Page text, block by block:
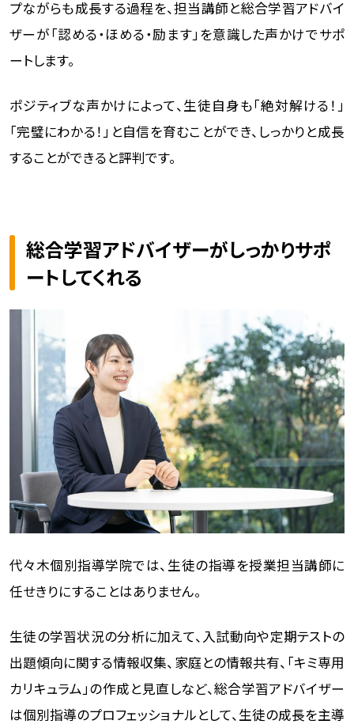
プながらも成長する過程を、担当講師と総合学習アドバイ
ザーが「認める・ほめる・励ます」を意識した声かけでサポ
ートします。
ポジティブな声かけによって、生徒自身も「絶対解ける！」
「完璧にわかる！」と自信を育むことができ、しっかりと成長
することができると評判です。
総合学習アドバイザーがしっかりサポ
ートしてくれる
代々木個別指導学院では、生徒の指導を授業担当講師に
任せきりにすることはありません。
生徒の学習状況の分析に加えて、入試動向や定期テストの
出題傾向に関する情報収集、家庭との情報共有、「キミ専用
カリキュラム」の作成と見直しなど、総合学習アドバイザー
は個別指導のプロフェッショナルとして、生徒の成長を主導